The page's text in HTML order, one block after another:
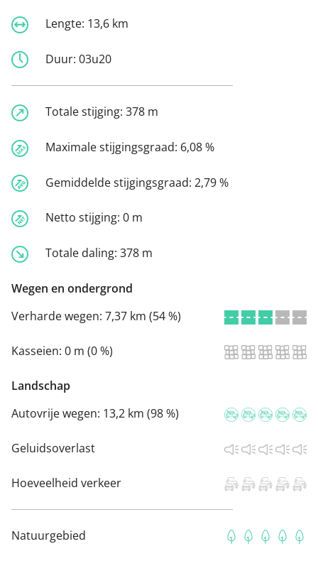
Lengte: 13,6 km
Duur: 03u20
Totale stijging: 378 m
Maximale stijgingsgraad: 6,08 %
Gemiddelde stijgingsgraad: 2,79 %
Netto stijging: 0 m
Totale daling: 378 m
Wegen en ondergrond
Verharde wegen: 7,37 km (54 %)
Kasseien: 0 m (0 %)
Landschap
Autovrije wegen: 13,2 km (98 %)
Geluidsoverlast
Hoeveelheid verkeer
Natuurgebied